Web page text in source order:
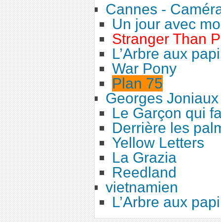
Cannes -
Un jour avec
Stranger Than
L’Arbre aux
War Pony
Plan 75
Georges Joniaux
Le Garçon qui
Derrière les
Yellow Letters
La Grazia
Reedland
vietnamien
L’Arbre aux